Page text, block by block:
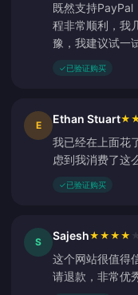
既然支持PayPal
程非常顺利，我
豫，我建议试一
✓已验证购买
E Ethan Stuart★
我已经在上面花
虑到我消费了这
✓已验证购买
S Sajesh★ ★ ★ ★
这个网站很值得
请退款，非常优